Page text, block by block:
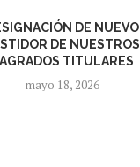
DE NUEVO
DE NUESTROS
TITULARES
mayo 18, 2026